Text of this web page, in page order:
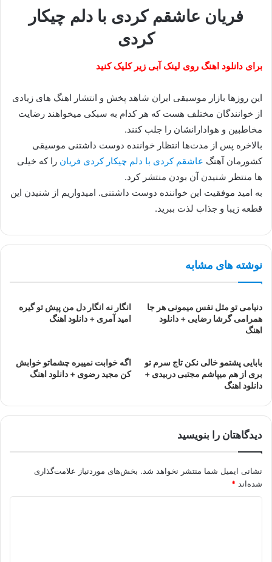
فریان عاشقم کردی با دلم چیکار
کردی
برای دانلود اهنگ روی لینک آبی زیر کلیک کنید
این روزها بازار موسیقی ایران شاهد پخش و انتشار اهنگ های زیادی
از خوانندگان مختلف هست که هر کدام به سبکی میخواهند رضایت
مخاطبین و هوادارانشان را جلب کنند.
بالاخره پس از مدت‌ها انتظار خواننده دوست داشتنی موسیقی
کشورمان آهنگ عاشقم کردی با دلم چیکار کردی فریان را که خیلی
ها منتظر شنیدن آن بودن منتشر کرد.
به امید موفقیت این خواننده دوست داشتنی. امیدواریم از شنیدن این
قطعه زیبا و جذاب لذت ببرید.
نوشته های مشابه
دنیامی تو مثل نفس میمونی هر جا
همرامی گرشا رضایی + دانلود
اهنگ
انگار نه انگار دل من پیش تو گیره
امید آمری + دانلود اهنگ
بابایی پشتمو خالی نکن تاج سرم تو
بری از هم میپاشم مجتبی دربیدی +
دانلود اهنگ
اگه خوابت نمیبره چشماتو خوابش
کن مجید رضوی + دانلود اهنگ
دیدگاهتان را بنویسید
نشانی ایمیل شما منتشر نخواهد شد. بخش‌های موردنیاز علامت‌گذاری
شده‌اند *